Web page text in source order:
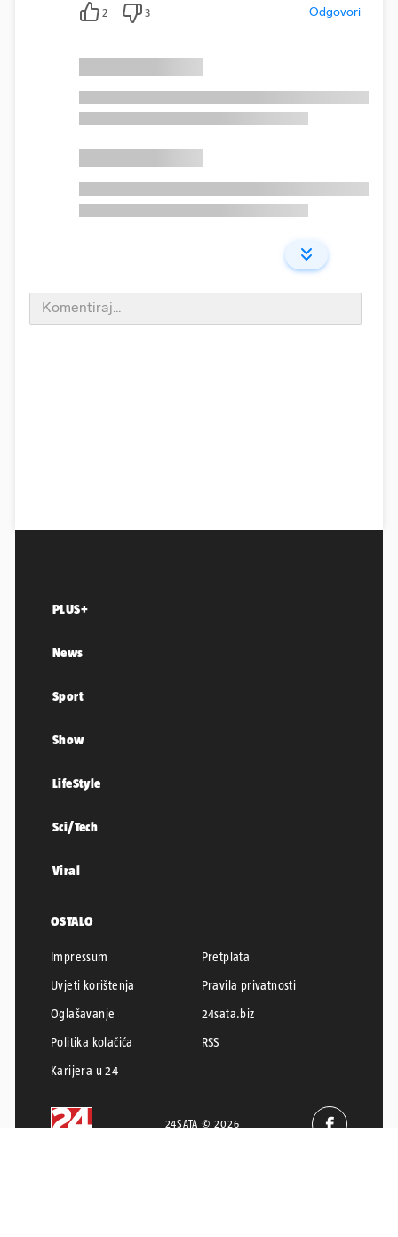
2 3 Odgovori
PLUS+
News
Sport
Show
LifeStyle
Sci/Tech
Viral
OSTALO
Impressum
Pretplata
Uvjeti korištenja
Pravila privatnosti
Oglašavanje
24sata.biz
Politika kolačića
RSS
Karijera u 24
24SATA © 2026